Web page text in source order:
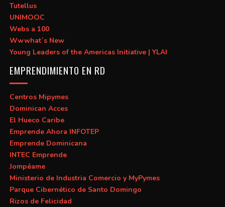
Tutellus
UNIMOOC
Webs a 100
Wwwhat´s New
Young Leaders of the Americas Initiative | YLAI
EMPRENDIMIENTO EN RD
Centros Mipymes
Dominican Acces
El Hueco Caribe
Emprende Ahora INFOTEP
Emprende Dominicana
INTEC Emprende
Jompéame
Ministerio de Industria Comercio y MyPymes
Parque Cibernético de Santo Domingo
Rizos de Felicidad